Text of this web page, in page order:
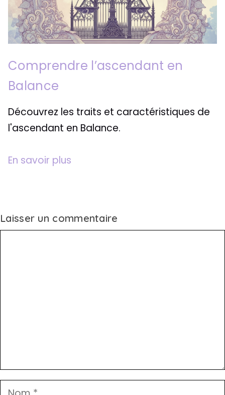
Comprendre l’ascendant en
Balance
Découvrez les traits et caractéristiques de
l'ascendant en Balance.
En savoir plus
Laisser un commentaire
Nom